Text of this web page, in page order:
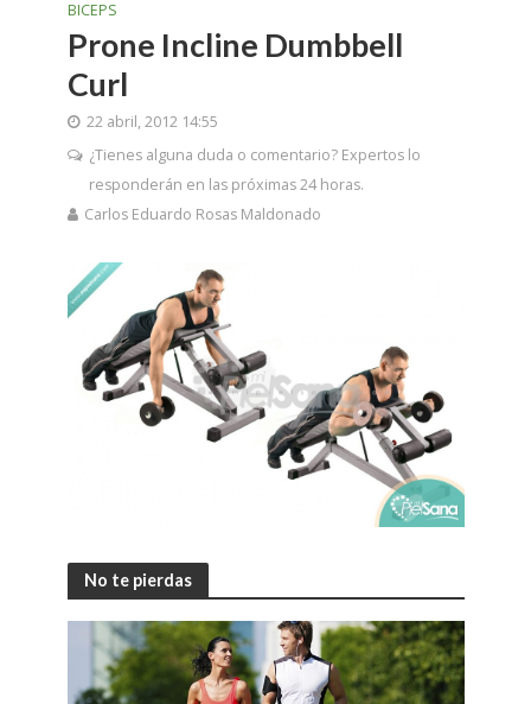
BICEPS
Prone Incline Dumbbell
Curl
22 abril, 2012 14:55
¿Tienes alguna duda o comentario? Expertos lo
responderán en las próximas 24 horas.
Carlos Eduardo Rosas Maldonado
No te pierdas